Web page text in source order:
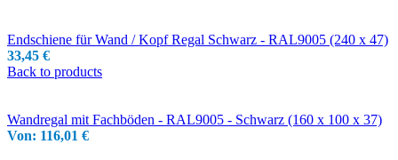
Endschiene für Wand / Kopf Regal Schwarz - RAL9005 (240 x 47)
33,45 €
Back to products
Wandregal mit Fachböden - RAL9005 - Schwarz (160 x 100 x 37)
Von: 116,01 €